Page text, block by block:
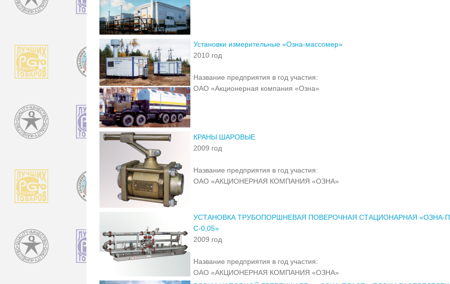
Установки измерительные «Озна-массомер»
2010 год
Название предприятия в год участия:
ОАО «Акционерная компания «Озна»
КРАНЫ ШАРОВЫЕ
2009 год
Название предприятия в год участия:
ОАО «АКЦИОНЕРНАЯ КОМПАНИЯ «ОЗНА»
УСТАНОВКА ТРУБОПОРШНЕВАЯ ПОВЕРОЧНАЯ СТАЦИОНАРНАЯ «ОЗНА-
С-0,05»
2009 год
Название предприятия в год участия:
ОАО «АКЦИОНЕРНАЯ КОМПАНИЯ «ОЗНА»